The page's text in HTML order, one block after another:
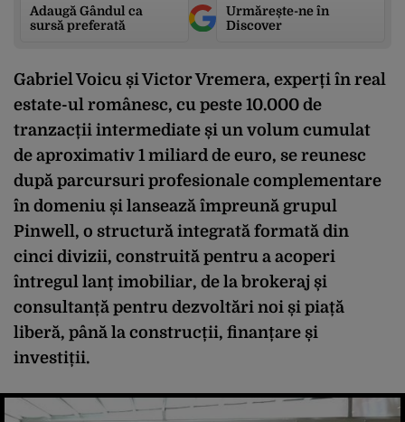
Adaugă Gândul ca
sursă preferată
Urmărește-ne în
Discover
Gabriel Voicu și Victor Vremera, experți în real
estate-ul românesc, cu peste 10.000 de
tranzacții intermediate și un volum cumulat
de aproximativ 1 miliard de euro, se reunesc
după parcursuri profesionale complementare
în domeniu și lansează împreună grupul
Pinwell, o structură integrată formată din
cinci divizii, construită pentru a acoperi
întregul lanț imobiliar, de la brokeraj și
consultanță pentru dezvoltări noi și piață
liberă, până la construcții, finanțare și
investiții.